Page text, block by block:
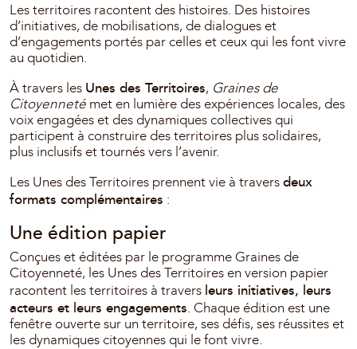
Les territoires racontent des histoires. Des histoires
d’initiatives, de mobilisations, de dialogues et
d’engagements portés par celles et ceux qui les font vivre
au quotidien.
À travers les Unes des Territoires, Graines de
Citoyenneté met en lumière des expériences locales, des
voix engagées et des dynamiques collectives qui
participent à construire des territoires plus solidaires,
plus inclusifs et tournés vers l’avenir.
Les Unes des Territoires prennent vie à traversdeux
formats complémentaires :
Une édition papier
Conçues et éditées par le programme Graines de
Citoyenneté, les Unes des Territoires en version papier
racontent les territoires à travers leurs initiatives, leurs
acteurs et leurs engagements. Chaque édition est une
fenêtre ouverte sur un territoire, ses défis, ses réussites et
les dynamiques citoyennes qui le font vivre.